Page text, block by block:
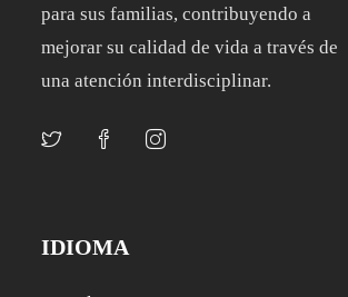
para sus familias, contribuyendo a
mejorar su calidad de vida a través de
una atención interdisciplinar.
IDIOMA